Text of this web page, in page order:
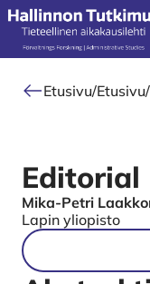
Alkuun
Etusivu/Etusivu/
Editorial
Authors
Mika-Petri
Lapin yliopisto
Tiedostot